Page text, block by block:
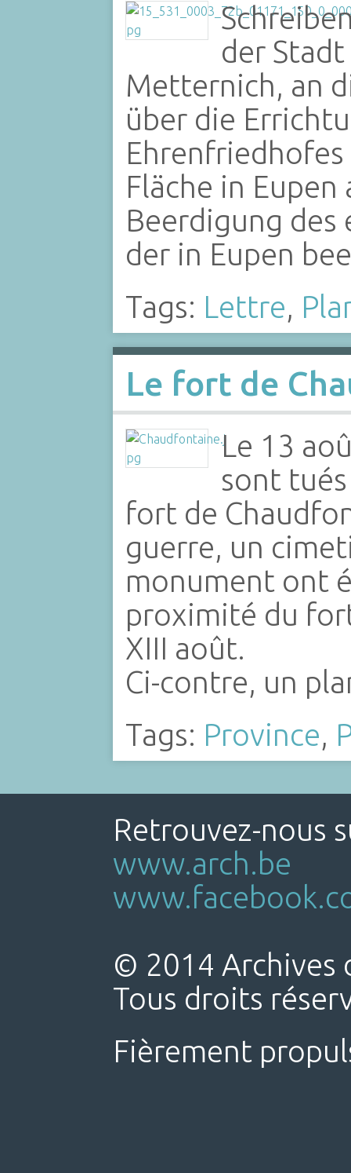
der
Metternich, an
über die
Fläche in Eupen
Beerdigung des
der in Eupen
Tags: Lettre,
Le fort de
Le 13
sont
fort de
guerre, un
monument ont
proximité du
XIII août.
Ci-contre, un
Tags: Province,
Retrouvez-nous
www.arch.be
© 2014 Archives
Tous droits
Fièrement